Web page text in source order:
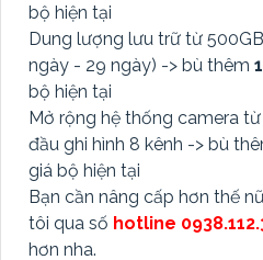
bộ hiện tại
Dung lượng lưu trữ từ
ngày - 29 ngày) -> bù thêm
bộ hiện tại
Mở rộng hệ thống camera
đầu ghi hình 8 kênh -> bù
giá bộ hiện tại
Bạn cần nâng cấp hơn thế
tôi qua số hotline
hơn nha.